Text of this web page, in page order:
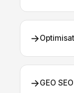
→
→GEO SEO